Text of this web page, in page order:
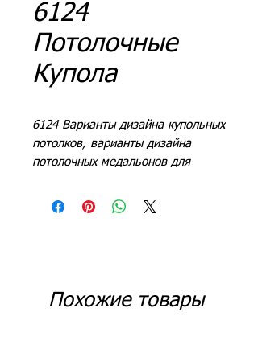
6124
Потолочные
Купола
6124 Варианты дизайна купольных
потолков, варианты дизайна
потолочных медальонов для
потолочные медальоны
Похожие товары